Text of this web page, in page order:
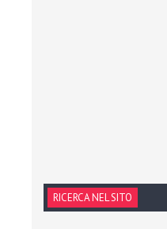
RICERCA NEL SITO